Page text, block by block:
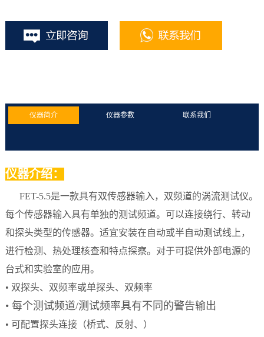
仪器简介 仪器参数 联系我们
仪器介绍：
FET-5.5是一款具有双传感器输入，双频道的涡流测试仪。
每个传感器输入具有单独的测试频道。可以连接绕行、转动
和探头类型的传感器。适宜安装在自动或半自动测试线上，
进行检测、热处理核查和特点探察。对于可提供外部电源的
台式和实验室的应用。
• 双探头、双频率或单探头、双频率
• 每个测试频道/测试频率具有不同的警告输出
• 可配置探头连接（桥式、反射、）